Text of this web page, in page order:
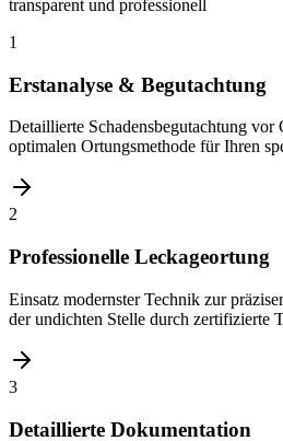
transparent und professionell
1
Erstanalyse & Begutachtung
Detaillierte Schadensbegutachtung vor
optimalen Ortungsmethode für Ihren
2
Professionelle Leckageortung
Einsatz modernster Technik zur
der undichten Stelle durch zertifizierte
3
Detaillierte Dokumentation